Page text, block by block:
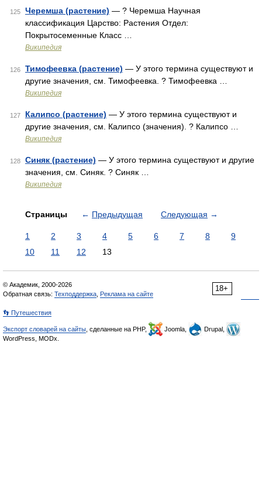
125 Черемша (растение) — ? Черемша Научная
классификация Царство: Растения Отдел:
Покрытосеменные Класс …
Википедия
126 Тимофеевка (растение) — У этого термина существуют и
другие значения, см. Тимофеевка. ? Тимофеевка …
Википедия
127 Калипсо (растение) — У этого термина существуют и
другие значения, см. Калипсо (значения). ? Калипсо …
Википедия
128 Синяк (растение) — У этого термина существуют и другие
значения, см. Синяк. ? Синяк …
Википедия
Страницы ← Предыдущая Следующая →
1 2 3 4 5 6 7 8
9
10
11 12 13
18+
© Академик, 2000-2026
Обратная связь: Техподдержка Реклама на сайте
👣 Путешествия
Экспорт словарей на сайты , сделанные на PHP, Joomla,
Drupal,
WordPress, MODx.